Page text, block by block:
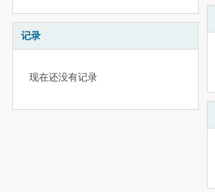
记录
现在还没有记录